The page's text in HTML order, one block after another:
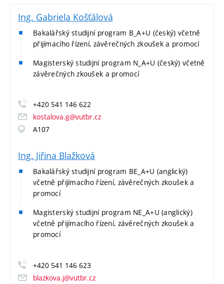
Ing. Gabriela Košťálová
Bakalářský studijní program B_A+U (český) včetně
přijímacího řízení, závěrečných zkoušek a promocí
Magisterský studijní program N_A+U (český) včetně
závěrečných zkoušek a promocí
+420 541 146 622
kostalova.g@vutbr.cz
A107
Ing. Jiřina Blažková
Bakalářský studijní program BE_A+U (anglický)
včetně přijímacího řízení, závěrečných zkoušek a
promocí
Magisterský studijní program NE_A+U (anglický)
včetně přijímacího řízení, závěrečných zkoušek a
promocí
+420 541 146 623
blazkova.j@vutbr.cz